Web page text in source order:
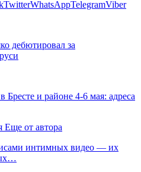
TwitterWhatsAppTelegramViber
дебютировал за
Бресте и районе 4-6 мая: адреса
Еще от автора
интимных видео — их